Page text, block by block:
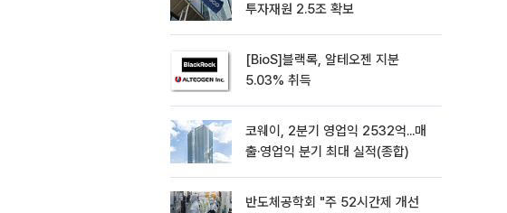
투자재원 2.5조 확보
[BioS]블랙록, 알테오젠 지분
5.03% 취득
코웨이, 2분기 영업익 2532억...매
출·영업익 분기 최대 실적(종합)
반도체공학회 "주 52시간제 개선